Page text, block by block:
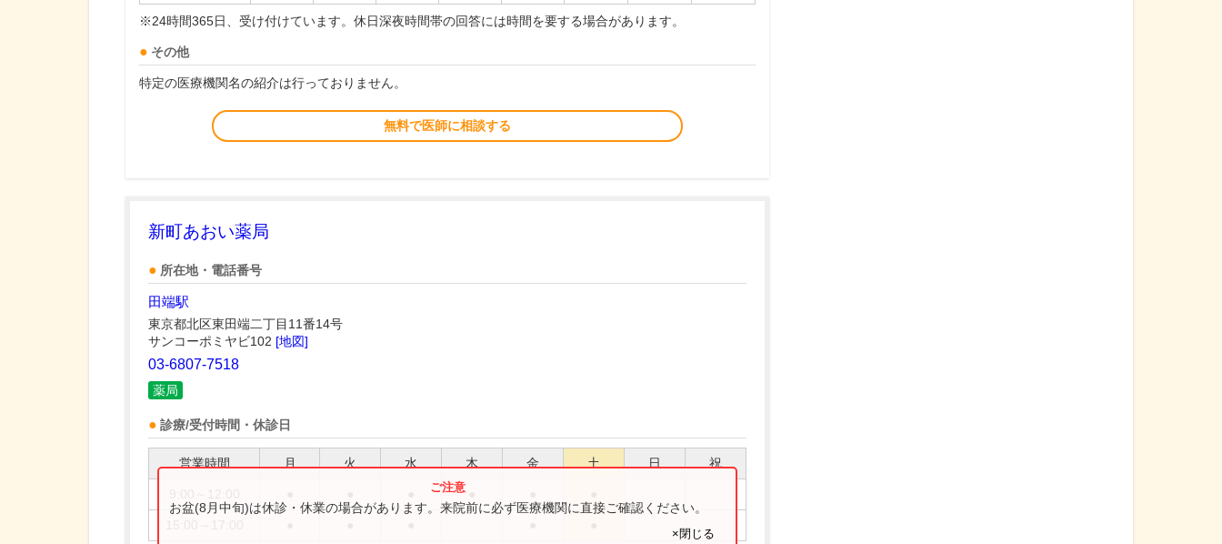
※24時間365日、受け付けています。休日深夜時間帯の回答には時間を要する場合があります。
その他
特定の医療機関名の紹介は行っておりません。
無料で医師に相談する
新町あおい薬局
所在地・電話番号
田端駅
東京都北区東田端二丁目11番14号
サンコーポミヤビ102 [地図]
03-6807-7518
薬局
診療/受付時間・休診日
営業時間 月 火 水 木 金 土 日 祝
お盆(8月中旬)は休診・休業の場合があります。来院前に必ず医療機関に直接ご確認ください。
×閉じる